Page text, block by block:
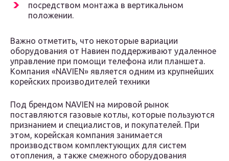
посредством монтажа в вертикальном
положении.
Важно отметить, что некоторые вариации
оборудования от Навиен поддерживают удаленное
управление при помощи телефона или планшета.
Компания «NAVIEN» является одним из крупнейших
корейских производителей техники
Под брендом NAVIEN на мировой рынок
поставляются газовые котлы, которые пользуются
признанием и специалистов, и покупателей. При
этом, корейская компания занимается
производством комплектующих для систем
отопления, а также смежного оборудования